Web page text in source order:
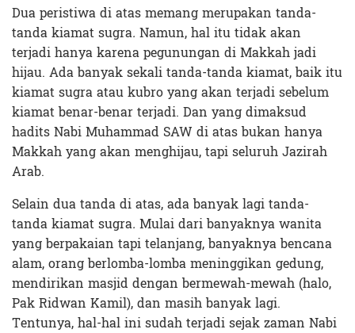
Dua peristiwa di atas memang merupakan tanda-
tanda kiamat sugra. Namun, hal itu tidak akan
terjadi hanya karena pegunungan di Makkah jadi
hijau. Ada banyak sekali tanda-tanda kiamat, baik itu
kiamat sugra atau kubro yang akan terjadi sebelum
kiamat benar-benar terjadi. Dan yang dimaksud
hadits Nabi Muhammad SAW di atas bukan hanya
Makkah yang akan menghijau, tapi seluruh Jazirah
Arab.
Selain dua tanda di atas, ada banyak lagi tanda-
tanda kiamat sugra. Mulai dari banyaknya wanita
yang berpakaian tapi telanjang, banyaknya bencana
alam, orang berlomba-lomba meninggikan gedung,
mendirikan masjid dengan bermewah-mewah (halo,
Pak Ridwan Kamil), dan masih banyak lagi.
Tentunya, hal-hal ini sudah terjadi sejak zaman Nabi